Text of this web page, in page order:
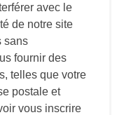
avec le
de notre site
sans
fournir des
telles que votre
postale et
vous inscrire